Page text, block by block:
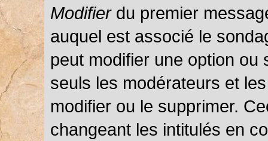
Modifierdu premier
auquel est associé le
peut modifier une option ou
seuls les modérateurs et
modifier ou le supprimer.
changeant les intitulés en